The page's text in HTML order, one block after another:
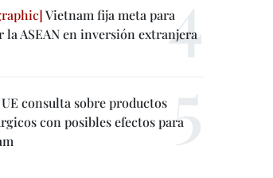
Vietnam fija meta para
la ASEAN en inversión extranjera
consulta sobre productos
con posibles efectos para